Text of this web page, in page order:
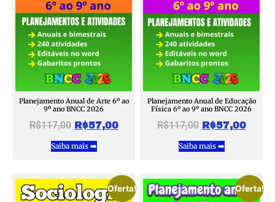
Planejamento Anual de Arte 6º ao
9º ano BNCC 2026
R$117,00 R$57,00
Saiba mais ➡️
Planejamento Anual de Educação
Física 6º ao 9º ano BNCC 2026
R$117,00 R$57,00
Saiba mais ➡️
Oferta! Oferta!